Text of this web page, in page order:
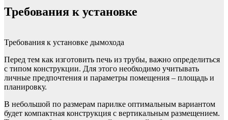
Требования к установке
Требования к установке дымохода
Перед тем как изготовить печь из трубы, важно определиться
с типом конструкции. Для этого необходимо учитывать
личные предпочтения и параметры помещения – площадь и
планировку.
В небольшой по размерам парилке оптимальным вариантом
будет компактная конструкция с вертикальным размещением.